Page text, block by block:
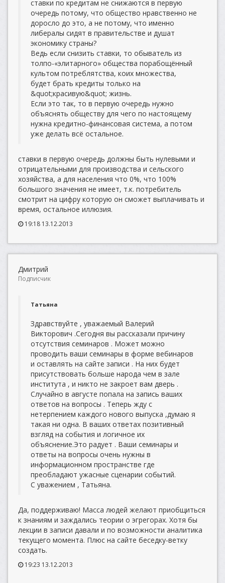
ставки по кредитам не снижаются в первую
очередь потому, что общество нравственно не
доросло до это, а не потому, что именно
либералы сидят в правительстве и душат
экономику страны?
Ведь если снизить ставки, то обыватель из
толпо-«элитарного» общества порабощённый
культом потреблятства, коих множества,
будет брать кредиты только на
&quot;красивую&quot; жизнь.
Если это так, то в первую очередь нужно
объяснять обществу для чего по настоящему
нужна кредитно-финансовая система, а потом
уже делать всё остальное.
ставки в первую очередь должны быть нулевыми и
отрицательными для производства и сельского
хозяйства, а для населения что 0%, что 100%
большого значения не имеет, т.к. потребитель
смотрит на цифру которую он сможет выплачивать и
время, остальное иллюзия.
19:18 13.12.2013
Дмитрий
Подписчик
Татьяна
Здравствуйте , уважаемый Валерий
Викторович .Сегодня вы рассказали причину
отсутствия семинаров . Может можно
проводить ваши семинары в форме вебинаров
и оставлять на сайте записи . На них будет
присутствовать больше народа чем в зале
института , и никто не закроет вам дверь .
Случайно в августе попала на запись ваших
ответов на вопросы . Теперь жду с
нетерпением каждого нового выпуска ,думаю я
такая ни одна. В ваших ответах позитивный
взгляд на события и логичное их
объяснение.Это радует . Ваши семинары и
ответы на вопросы очень нужны в
информационном пространстве где
преобладают ужасные сценарии событий.
С уважением , Татьяна.
Да, поддерживаю! Масса людей желают приобщиться
к знаниям и заждались теории о эгрегорах. Хотя бы
лекции в записи давали и по возможности аналитика
текущего момента. Плюс на сайте беседку-ветку
создать.
19:23 13.12.2013